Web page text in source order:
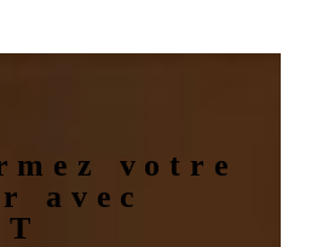
votre
avec